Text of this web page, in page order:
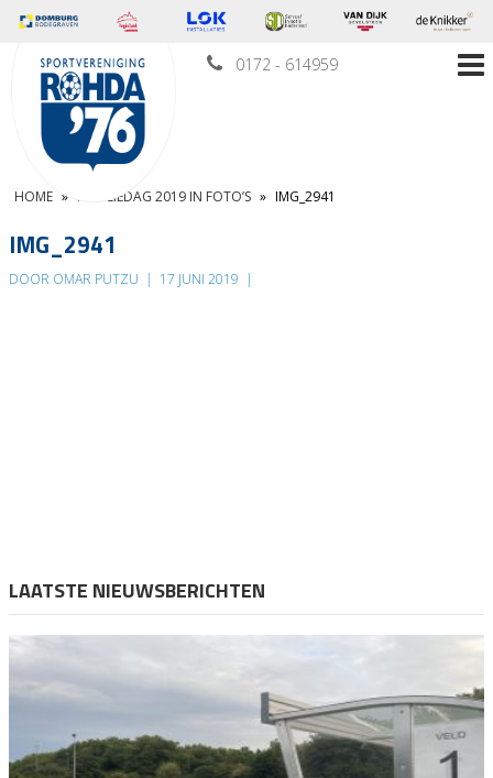
0172 - 614959
HOME » FAMILIEDAG 2019 IN FOTO’S » IMG_2941
IMG_2941
DOOR OMAR PUTZU | 17 JUNI 2019 |
LAATSTE NIEUWSBERICHTEN